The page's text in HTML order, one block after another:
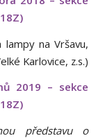
na Vršavu,
Karlovice, z.s.)
2019 – sekce
představu o